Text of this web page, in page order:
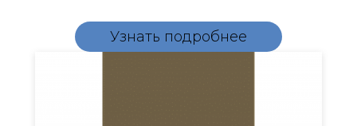
Узнать подробнее